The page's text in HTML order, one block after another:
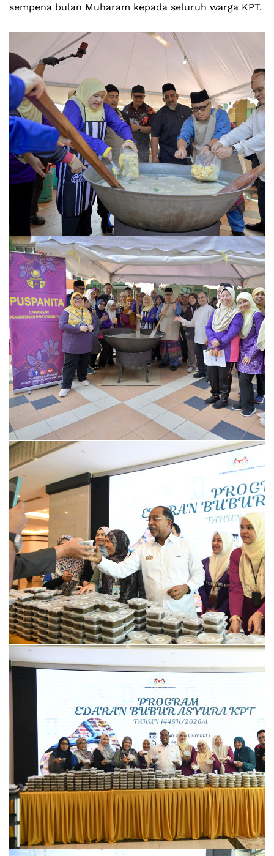
sempena bulan Muharam kepada seluruh warga KPT.